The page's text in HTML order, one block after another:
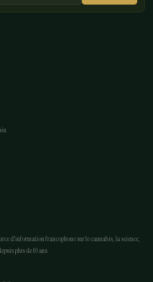
d'information francophone sur le cannabis, la science,
plus de 10 ans.